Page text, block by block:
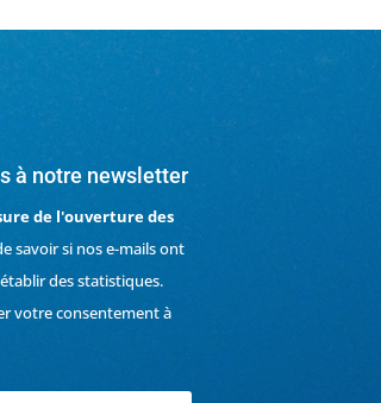
à notre newsletter
de l'ouverture des
savoir si nos e-mails ont
des statistiques.
votre consentement à